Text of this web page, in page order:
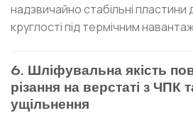
надзвичайно стабільні пластини
круглості під термічним
6. Шліфувальна якість
різання на верстаті з ЧПК
ущільнення